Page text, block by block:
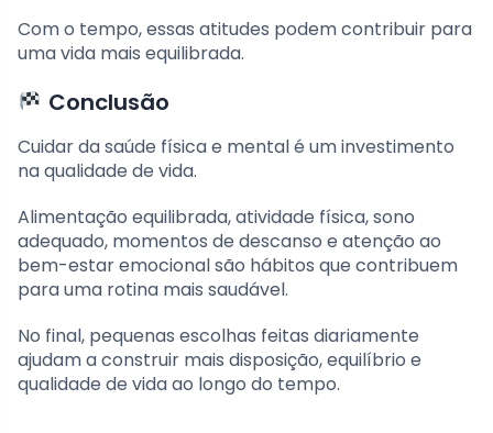
Com o tempo, essas atitudes podem contribuir para
uma vida mais equilibrada.
Conclusão
Cuidar da saúde física e mental é um investimento
na qualidade de vida.
Alimentação equilibrada, atividade física, sono
adequado, momentos de descanso e atenção ao
bem-estar emocional são hábitos que contribuem
para uma rotina mais saudável.
No final, pequenas escolhas feitas diariamente
ajudam a construir mais disposição, equilíbrio e
qualidade de vida ao longo do tempo.